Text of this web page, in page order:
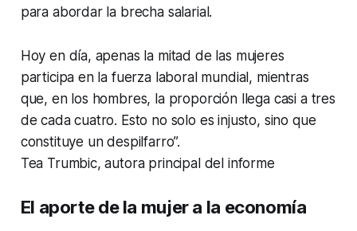
para abordar la brecha salarial.
Hoy en día, apenas la mitad de las mujeres
participa en la fuerza laboral mundial, mientras
que, en los hombres, la proporción llega casi a tres
de cada cuatro. Esto no solo es injusto, sino que
constituye un despilfarro”.
Tea Trumbic, autora principal del informe
El aporte de la mujer a la economía